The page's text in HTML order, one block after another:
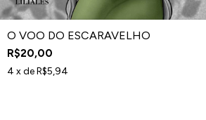
O VOO DO ESCARAVELHO
R$20,00
4 x deR$5,94